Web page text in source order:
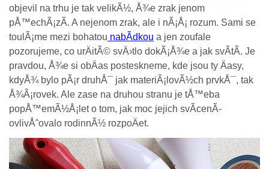
objevil na trhu je tak velikÃ½, Å¾e zrak jenom
pÅ™echÃ¡zÃ­. A nejenom zrak, ale i nÃ¡Å¡ rozum. Sami se
toulÃ¡me mezi bohatou nabÃ­dkou a jen zoufale
pozorujeme, co urÄitÃ© svÄ›tlo dokÃ¡Å¾e a jak svÃ­tÃ­. Je
pravdou, Å¾e si obÄas posteskneme, kde jsou ty Äasy,
kdyÅ¾ bylo pÃ¡r druhÅ¯ jak materiÃ¡lovÃ½ch prvkÅ¯, tak
Å¾Ã¡rovek. Ale zase na druhou stranu je tÅ™eba
popÅ™emÃ½Å¡let o tom, jak moc jejich svÃ­cenÃ­
ovlivÅˆovalo rodinnÃ½ rozpoÄet.